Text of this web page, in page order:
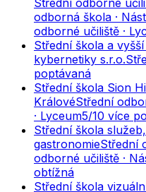
odborná škola ·
odborné učiliště ·
Střední škola a
kybernetiky s.r.o.
poptávaná
Střední škola Sion
KrálovéStřední
· Lyceum5/10 více
Střední škola
gastronomieStřední
odborné učiliště ·
obtížná
Střední škola